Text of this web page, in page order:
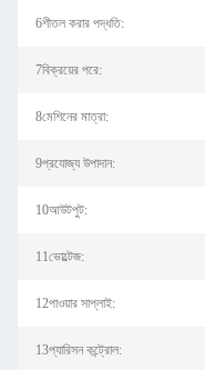
6শীতল করার পদ্ধতি:
7বিক্রয়ের পরে:
8মেশিনের মাত্রা:
9প্রযোজ্য উপাদান:
10আউটপুট:
11ভোল্টেজ:
12পাওয়ার সাপ্লাই:
13প্যারিসন কন্ট্রোল: